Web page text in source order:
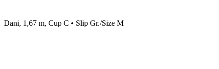
Dani, 1,67 m, Cup C • Slip Gr./Size M